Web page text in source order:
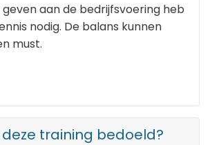
aan de bedrijfsvoering heb
nodig. De balans kunnen
must.
deze training bedoeld?